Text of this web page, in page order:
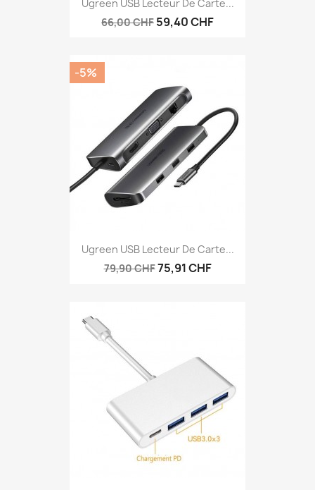
Ugreen USB Lecteur De Carte...
66,00 CHF 59,40 CHF
Ugreen USB Lecteur De Carte...
79,90 CHF75,91 CHF
-5%